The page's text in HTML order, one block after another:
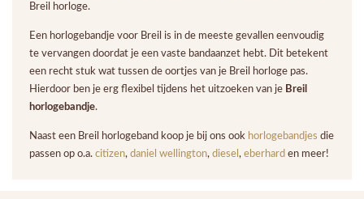
Breil horloge.
Een horlogebandje voor Breil is in de meeste gevallen eenvoudig
te vervangen doordat je een vaste bandaanzet hebt. Dit betekent
een recht stuk wat tussen de oortjes van je Breil horloge pas.
Hierdoor ben je erg flexibel tijdens het uitzoeken van je Breil
horlogebandje.
Naast een Breil horlogeband koop je bij ons ook horlogebandjes die
passen op o.a. citizen, daniel wellington, diesel , eberhard en meer!